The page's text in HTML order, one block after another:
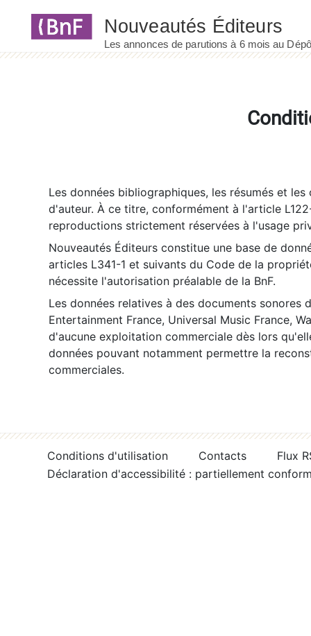
Les données bibliographiques, les résumés et
d'auteur. À ce titre, conformément à l'article
reproductions strictement réservées à l'usage
Nouveautés Éditeurs constitue une base de
articles L341-1 et suivants du Code de la
nécessite l'autorisation préalable de la BnF.
Les données relatives à des documents sonores
Entertainment France, Universal Music France,
d'aucune exploitation commerciale dès lors
données pouvant notamment permettre la
commerciales.
Conditions d'utilisation Contacts
Flux
Déclaration d'accessibilité : partiellement